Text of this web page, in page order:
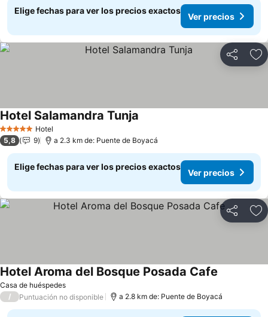
Elige fechas para ver los precios exactos
Ver precios
Compartir
5 Estrellas Hotel
Hotel Salamandra Tunja
5,8 9 a 2.3 km de: Puente de Boyacá
Elige fechas para ver los precios exactos
Ver precios
Compartir
Casa de huéspedes
Hotel Aroma del Bosque Posada Cafe
/ Puntuación no disponible a 2.8 km de: Puente de Boyacá